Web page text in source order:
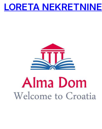
LORETA NEKRETNINE